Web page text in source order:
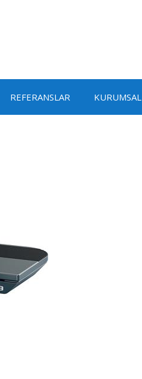
REFERANSLAR KURUMSAL